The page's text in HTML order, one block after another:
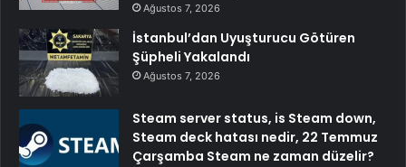
Ağustos 7, 2026
İstanbul’dan Uyuşturucu Götüren
Şüpheli Yakalandı
Ağustos 7, 2026
Steam server status, is Steam down,
Steam deck hatası nedir, 22 Temmuz
Çarşamba Steam ne zaman düzelir?